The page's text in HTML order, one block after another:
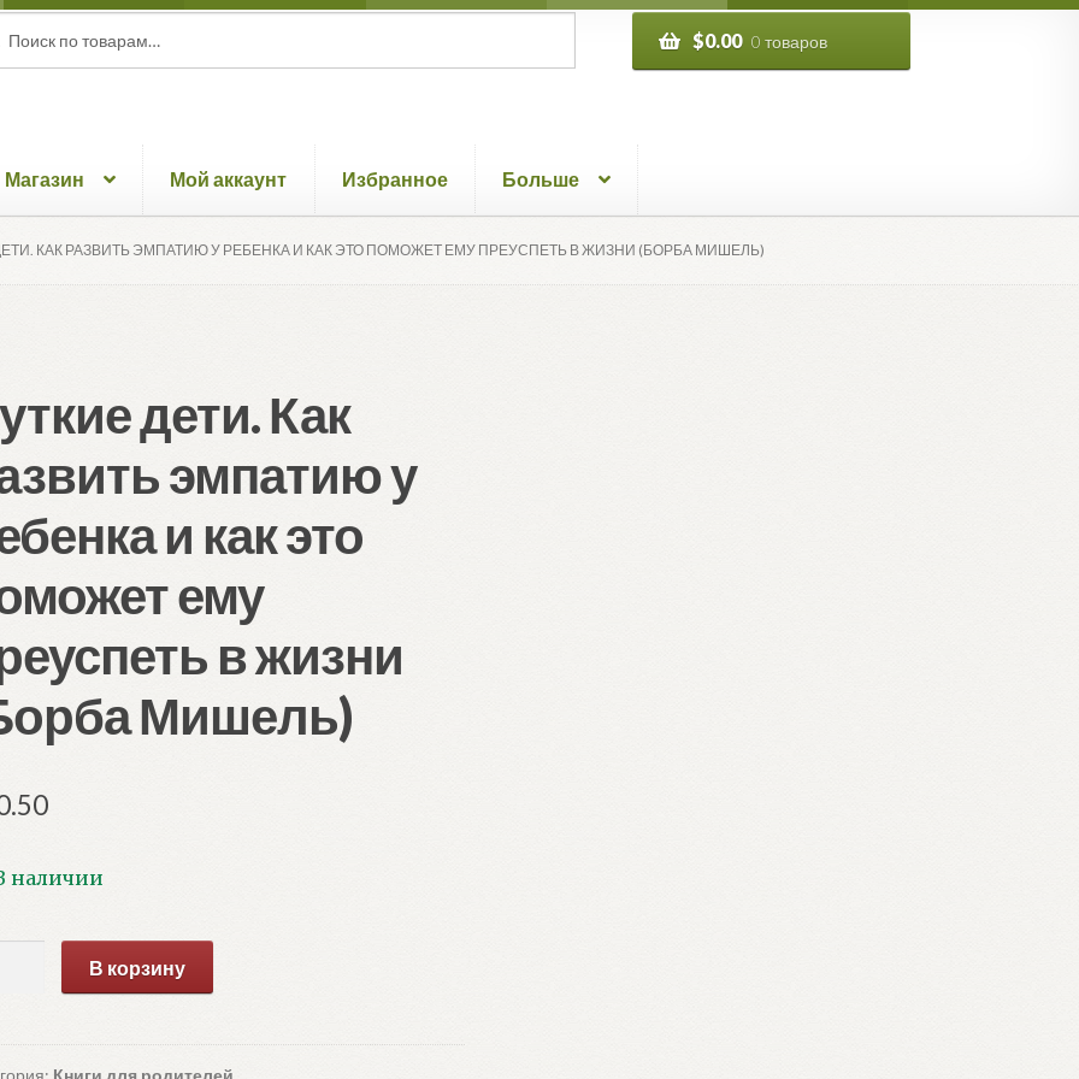
$0.00 0 товаров
Магазин Мой аккаунт Избранное Больше
КАК РАЗВИТЬ ЭМПАТИЮ У РЕБЕНКА И КАК ЭТО ПОМОЖЕТ ЕМУ ПРЕУСПЕТЬ В ЖИЗНИ (БОРБА МИШЕЛЬ)
дети. Как
эмпатию у
и как это
ему
в жизни
Мишель)
наличии
В корзину